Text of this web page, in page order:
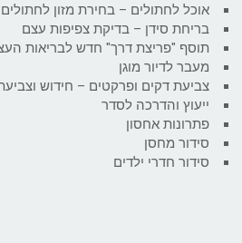
אוכל לחתולים – בחירת מזון
בריחת סידן – בדיקת צפיפות עצם
תוסף "פריצת דרך" חדש לבריאות
מעבר לדיור מוגן
צביעת דקים ופרקטים – חידוש
ייעוץ והדרכה לסדר
פתרונות אחסון
סידור מחסן
סידור חדרי ילדים